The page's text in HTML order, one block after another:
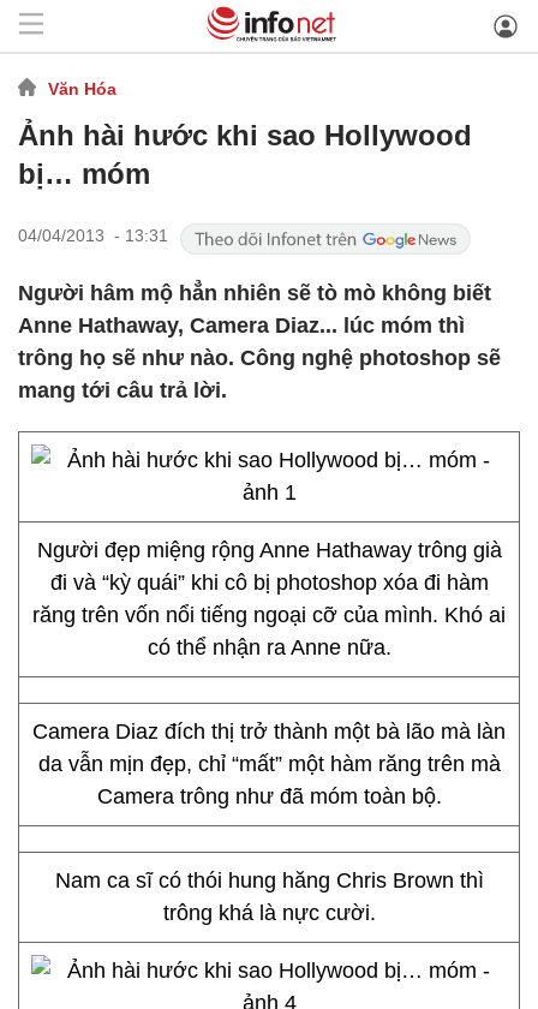
Văn Hóa
Ảnh hài hước khi sao Hollywood
bị… móm
04/04/2013 - 13:31
Người hâm mộ hẳn nhiên sẽ tò mò không biết
Anne Hathaway, Camera Diaz... lúc móm thì
trông họ sẽ như nào. Công nghệ photoshop sẽ
mang tới câu trả lời.
Người đẹp miệng rộng Anne Hathaway trông già
đi và “kỳ quái” khi cô bị photoshop xóa đi hàm
răng trên vốn nổi tiếng ngoại cỡ của mình. Khó ai
có thể nhận ra Anne nữa.
Camera Diaz đích thị trở thành một bà lão mà làn
da vẫn mịn đẹp, chỉ “mất” một hàm răng trên mà
Camera trông như đã móm toàn bộ.
Nam ca sĩ có thói hung hăng Chris Brown thì
trông khá là nực cười.